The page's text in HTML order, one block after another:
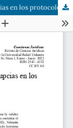
Validez de las cláusulas sobre futuras nupcias en los protocolos familiares